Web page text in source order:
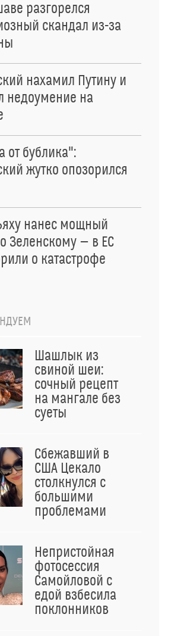
разгорелся
скандал из-за
нахамил Путину и
недоумение на
от бублика":
жутко опозорился
нанес мощный
Зеленскому — в ЕС
о катастрофе
Шашлык из
свиной шеи:
сочный рецепт
на мангале без
суеты
Сбежавший в
США Цекало
столкнулся с
большими
проблемами
Непристойная
фотосессия
Самойловой с
едой взбесила
поклонников